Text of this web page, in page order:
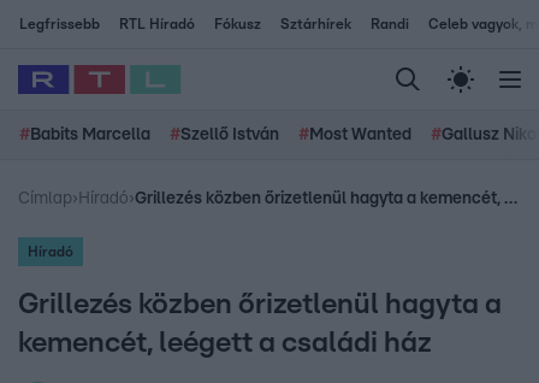
Legfrissebb RTL Híradó Fókusz Sztárhírek Randi Celeb vagyok,
# Babits Marcella #Szellő István # Most Wanted #Gallusz
Címlap› Híradó› Grillezés közben őrizetlenül hagyta a kemencét, leégett a családi ház
Híradó
Grillezés közben őrizetlenül hagyta a
kemencét, leégett a családi ház